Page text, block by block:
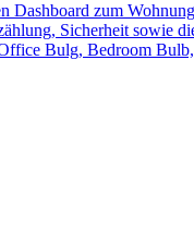
zum
Sicherheit sowie
Bulg, Bedroom